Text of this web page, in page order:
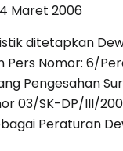
Maret 2006
ditetapkan
Pers Nomor: 6/
Pengesahan
03/SK-DP/III/
Peraturan